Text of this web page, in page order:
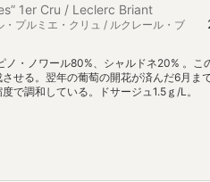
1er Cru / Leclerc Briant
・プルミエ・クリュ / ルクレール・ブ
ノ・ノワール80%、シャルドネ20% 。
せる。翌年の葡萄の開花が済んだ6月
で調和している。ドサージュ1.5ｇ/L。